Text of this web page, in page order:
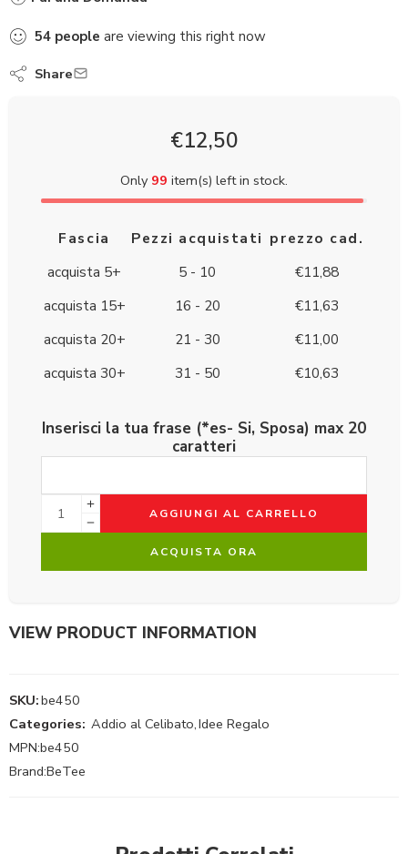
54 people are viewing this right now
Share
€12,50
Only 99 item(s) left in stock.
Fascia Pezzi acquistati prezzo cad.
acquista 5+
5 - 10 €11,88
acquista 15+
16 - 20 €11,63
acquista 20+
21 - 30 €11,00
acquista 30+
31 - 50 €10,63
Inserisci la tua frase (*es- Si, Sposa) max 20
caratteri
AGGIUNGI AL CARRELLO
ACQUISTA ORA
VIEW PRODUCT INFORMATION
SKU:be450
Categories: Addio al Celibato,Idee Regalo
MPN:be450
Brand:BeTee